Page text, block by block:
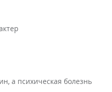
а психическая болезнь